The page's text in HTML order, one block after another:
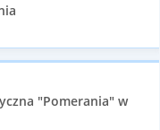
"Pomerania" w